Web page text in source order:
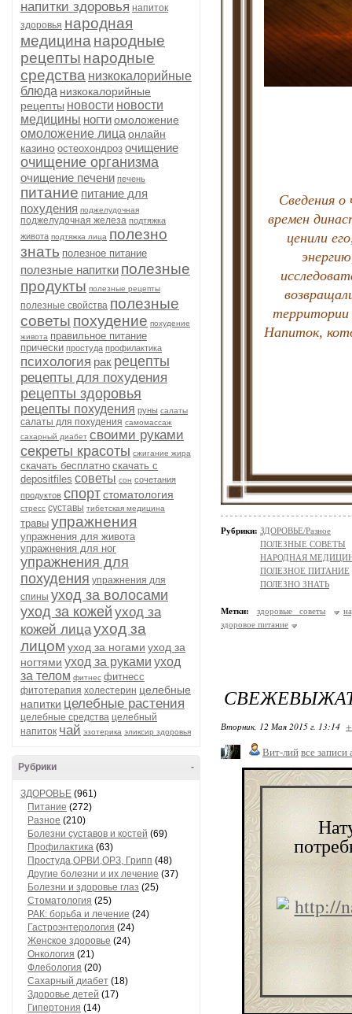
напитки здоровья напиток
здоровья народная
медицина народные
рецепты народные
средства низкокалорийные
блюда низкокалорийные
рецепты новости новости
медицины ногтиомоложение
омоложение лица онлайн
казино остеохондроз очищение
очищение организма
очищение печени печень
питание питание для
похудения поджелудочная
поджелудочная железа подтяжка
живота подтяжка лица полезно
знать полезное питание
полезные напитки полезные
продукты полезные рецепты
полезные свойства полезные
советы похудение похудение
живота правильное питание
прически простуда профилактика
психология рак рецепты
рецепты для похудения
рецепты здоровья
рецепты похудения руны салаты
салаты для похудения самомассаж
сахарный диабет своими руками
секреты красоты сжигание жира
скачать бесплатно скачать с
depositfiles советы сон сочетания
продуктов спортстоматология
стресс суставы тибетская медицина
травы упражнения
упражнения для живота
упражнения для ног
упражнения для
похудения упражнения для
спины уход за волосами
уход за кожей уход за
кожей лицауход за
лицом уход за ногами уход за
ногтями уход за руками уход
за телом фитнес фитнесс
фитотерапия холестерин целебные
напитки целебные растения
целебные средства целебный
напиток чай эзотерика эликсир здоровья
-
Рубрики
ЗДОРОВЬЕ (961)
Питание (272)
Разное (210)
Болезни суставов и костей (69)
Профилактика (63)
Простуда,ОРВИ,ОРЗ, Грипп (48)
Другие болезни и их лечение (37)
Болезни и здоровье глаз (25)
Стоматология (25)
РАК: борьба и лечение (24)
Гастроэнтерология (24)
Женское здоровье (24)
Онкология (21)
Флебология (20)
Сахарный диабет (18)
Здоровье детей (17)
Гипертония (14)
Сведения о
времен
ценили
территории
Напиток,
Рубрики: ЗДОРОВЬЕ/Разное
ПОЛЕЗНЫЕ СОВЕТЫ
НАРОДНАЯ
ПОЛЕЗНОЕ ПИТАНИЕ
ПОЛЕЗНО ЗНАТЬ
Метки: здоровые советы
здоровое питание
Вторник, 12 Мая 2015 г. 13:14
Вит-лий все записи